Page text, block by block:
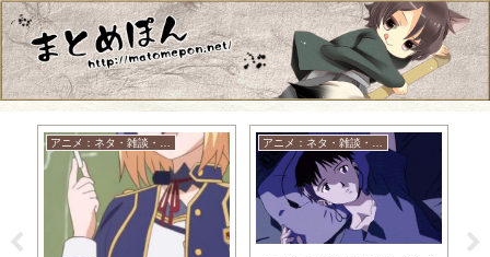
アニメ：ネタ・雑談・ニュース アニメ：ネタ・雑談・ニュース